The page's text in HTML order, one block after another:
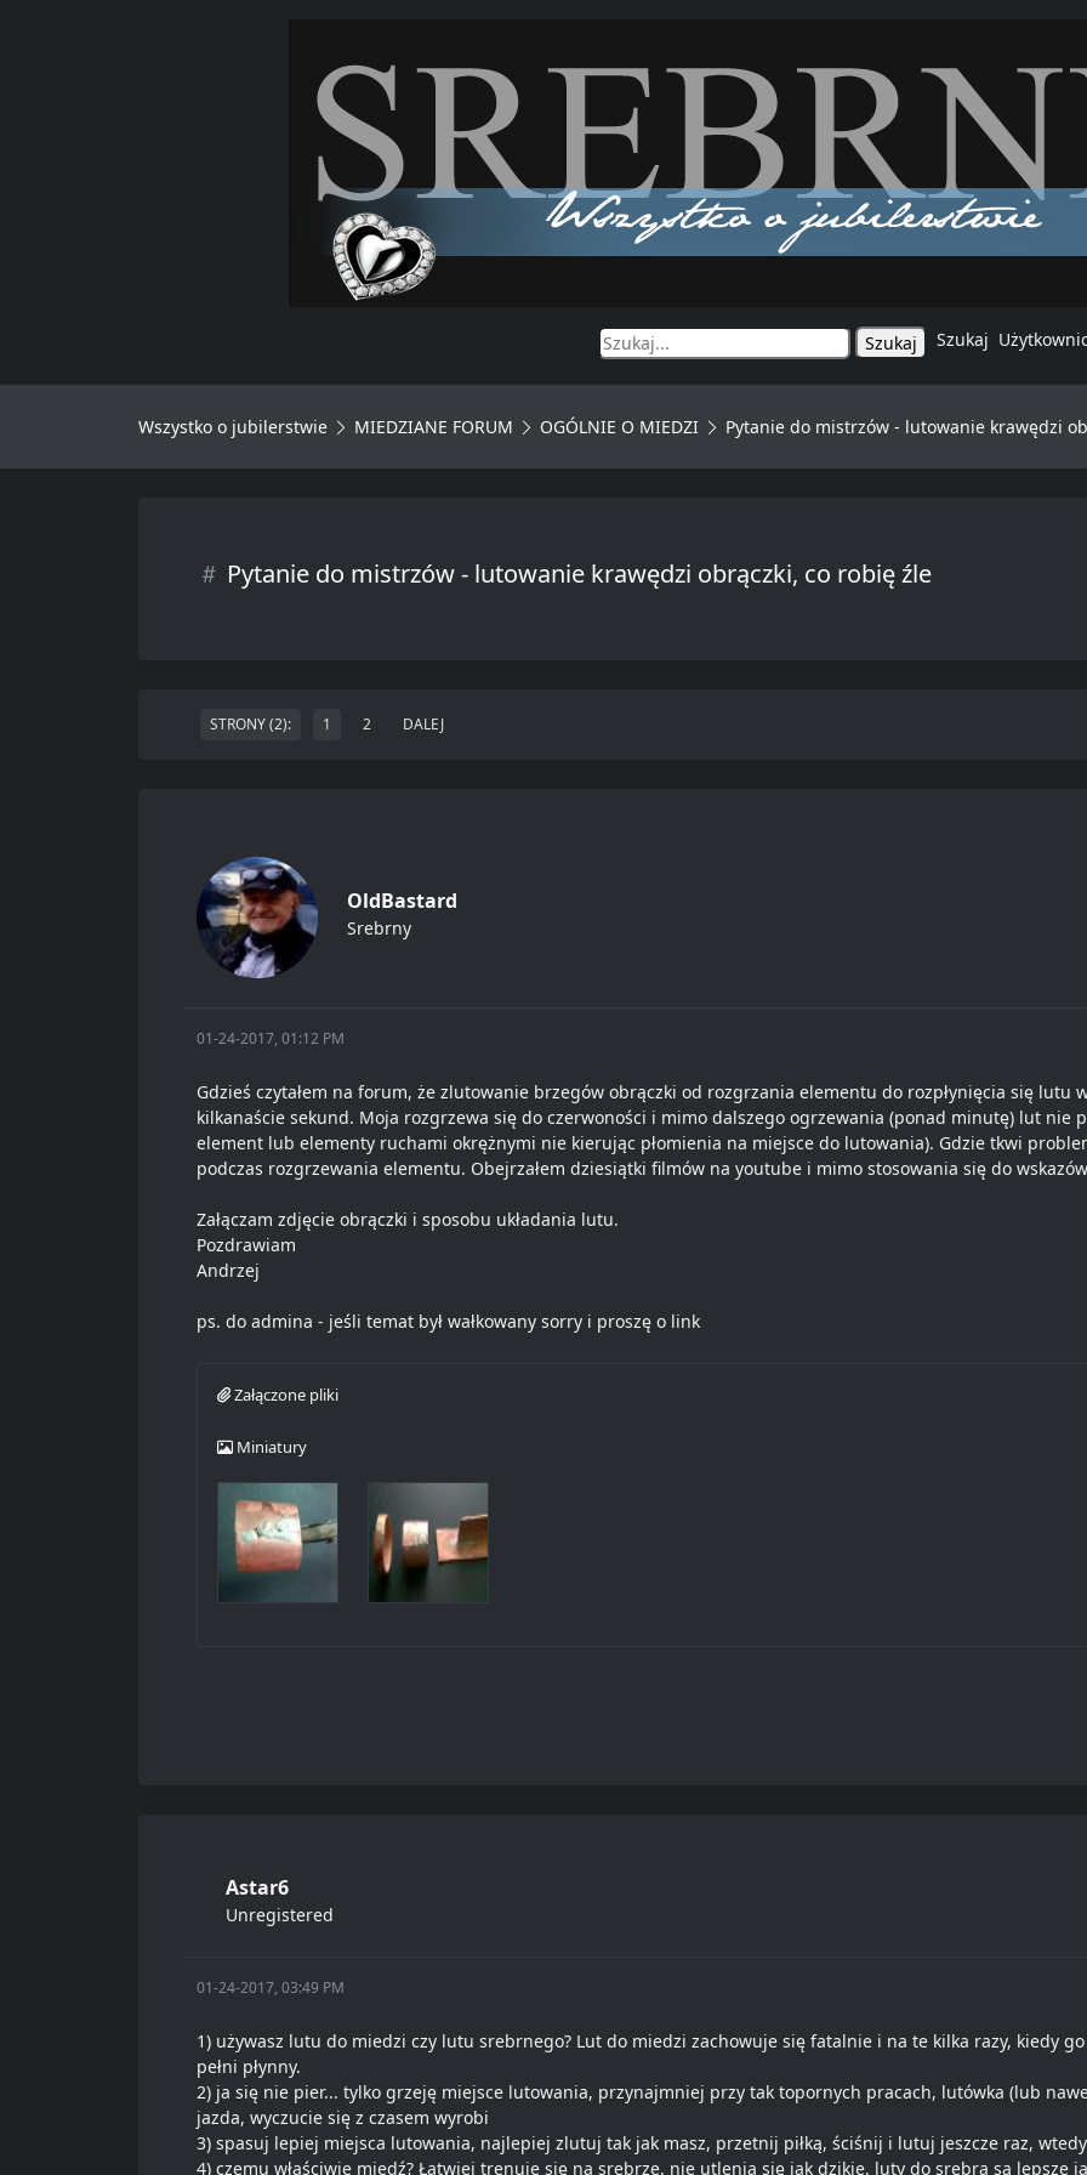
Szukaj
Wszystko o jubilerstwie MIEDZIANE FORUM OGÓLNIE O MIEDZI Pytanie do mistrzów - lutowanie krawędzi
Pytanie do mistrzów - lutowanie krawędzi obrączki, co robię źle
STRONY (2): 1 2 DALEJ
OldBastard
Srebrny
01-24-2017, 01:12 PM
Gdzieś czytałem na forum, że zlutowanie brzegów obrączki od rozgrzania elementu do rozpłynięcia się lutu
kilkanaście sekund. Moja rozgrzewa się do czerwoności i mimo dalszego ogrzewania (ponad minutę) lut nie
element lub elementy ruchami okrężnymi nie kierując płomienia na miejsce do lutowania). Gdzie tkwi
podczas rozgrzewania elementu. Obejrzałem dziesiątki filmów na youtube i mimo stosowania się do
Załączam zdjęcie obrączki i sposobu układania lutu.
Pozdrawiam
Andrzej
ps. do admina - jeśli temat był wałkowany sorry i proszę o link
Załączone pliki
Miniatury
Astar6
Unregistered
01-24-2017, 03:49 PM
1) używasz lutu do miedzi czy lutu srebrnego? Lut do miedzi zachowuje się fatalnie i na te kilka razy, kiedy
pełni płynny.
2) ja się nie pier... tylko grzeję miejsce lutowania, przynajmniej przy tak topornych pracach, lutówka (lub
jazda, wyczucie się z czasem wyrobi
3) spasuj lepiej miejsca lutowania, najlepiej zlutuj tak jak masz, przetnij piłką, ściśnij i lutuj jeszcze raz,
4) czemu właściwie miedź? Łatwiej trenuje się na srebrze, nie utlenia się jak dzikie, luty do srebra są lepsze